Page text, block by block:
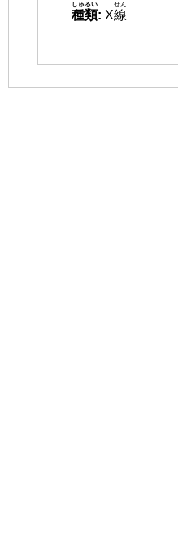
種類
しゅるい
: X線
せん